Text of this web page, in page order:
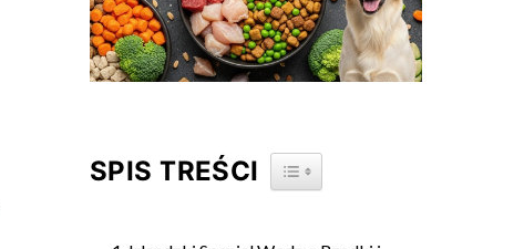
SPIS TREŚCI TOGGLE TABLE OF CONTENT